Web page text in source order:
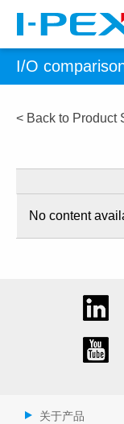
I/O
< Back to Product
No content
关于产品